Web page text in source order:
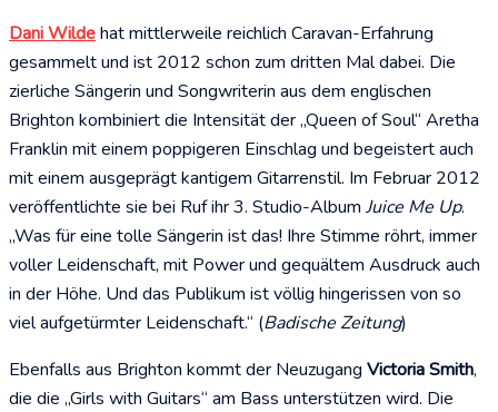
Dani Wildehat mittlerweile reichlich Caravan-Erfahrung
gesammelt und ist 2012 schon zum dritten Mal dabei. Die
zierliche Sängerin und Songwriterin aus dem englischen
Brighton kombiniert die Intensität der „Queen of Soul“ Aretha
Franklin mit einem poppigeren Einschlag und begeistert auch
mit einem ausgeprägt kantigem Gitarrenstil. Im Februar 2012
veröffentlichte sie bei Ruf ihr 3. Studio-Album Juice Me Up.
„Was für eine tolle Sängerin ist das! Ihre Stimme röhrt, immer
voller Leidenschaft, mit Power und gequältem Ausdruck auch
in der Höhe. Und das Publikum ist völlig hingerissen von so
viel aufgetürmter Leidenschaft.“ (Badische Zeitung)
Ebenfalls aus Brighton kommt der Neuzugang Victoria Smith,
die die „Girls with Guitars“ am Bass unterstützen wird. Die